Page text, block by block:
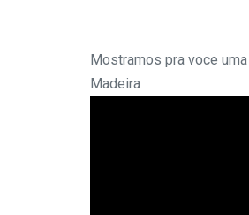
Mostramos pra voce
Madeira